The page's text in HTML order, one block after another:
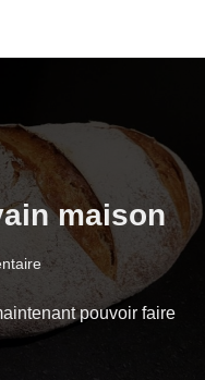
maison
pouvoir faire